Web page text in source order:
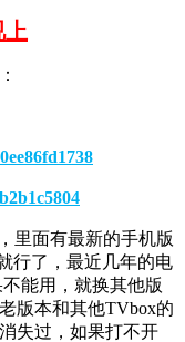
上
面有最新的手机版
行了，最近几年的电
不能用，就换其他版
版本和其他TVbox的
失过，如果打不开